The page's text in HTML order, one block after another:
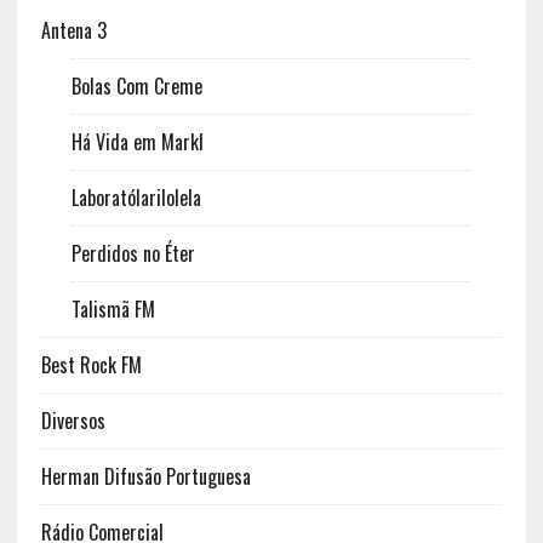
Antena 3
Bolas Com Creme
Há Vida em Markl
Laboratólarilolela
Perdidos no Éter
Talismã FM
Best Rock FM
Diversos
Herman Difusão Portuguesa
Rádio Comercial